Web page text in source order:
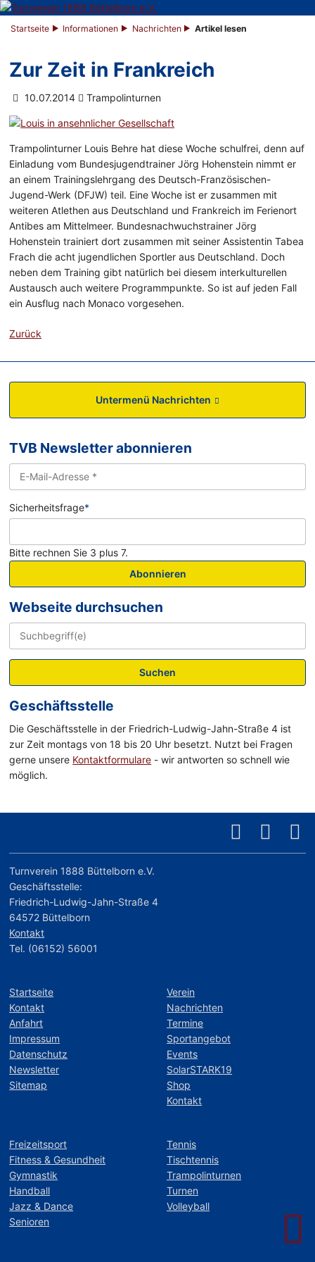
Startseite Informationen Nachrichten Artikel lesen
Zur Zeit in Frankreich
10.07.2014 Trampolinturnen
Trampolinturner Louis Behre hat diese Woche schulfrei, denn auf
Einladung vom Bundesjugendtrainer Jörg Hohenstein nimmt er
an einem Trainingslehrgang des Deutsch-Französischen-
Jugend-Werk (DFJW) teil. Eine Woche ist er zusammen mit
weiteren Atlethen aus Deutschland und Frankreich im Ferienort
Antibes am Mittelmeer. Bundesnachwuchstrainer Jörg
Hohenstein trainiert dort zusammen mit seiner Assistentin Tabea
Frach die acht jugendlichen Sportler aus Deutschland. Doch
neben dem Training gibt natürlich bei diesem interkulturellen
Austausch auch weitere Programmpunkte. So ist auf jeden Fall
ein Ausflug nach Monaco vorgesehen.
Zurück
Untermenü Nachrichten
TVB Newsletter abonnieren
Sicherheitsfrage*
Bitte rechnen Sie 3 plus 7.
Abonnieren
Webseite durchsuchen
Suchen
Geschäftsstelle
Die Geschäftsstelle in der Friedrich-Ludwig-Jahn-Straße 4 ist
zur Zeit montags von 18 bis 20 Uhr besetzt. Nutzt bei Fragen
gerne unsere Kontaktformulare - wir antworten so schnell wie
möglich.
Turnverein 1888 Büttelborn e.V.
Geschäftsstelle:
Friedrich-Ludwig-Jahn-Straße 4
64572 Büttelborn
Kontakt
Tel. (06152) 56001
Startseite
Kontakt
Anfahrt
Impressum
Datenschutz
Newsletter
Sitemap
Verein
Nachrichten
Termine
Sportangebot
Events
SolarSTARK19
Shop
Kontakt
Freizeitsport
Fitness & Gesundheit
Gymnastik
Handball
Jazz & Dance
Senioren
Tennis
Tischtennis
Trampolinturnen
Turnen
Volleyball